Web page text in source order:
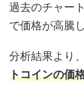
過去のチャー
で価格が高騰
分析結果より、
トコインの価